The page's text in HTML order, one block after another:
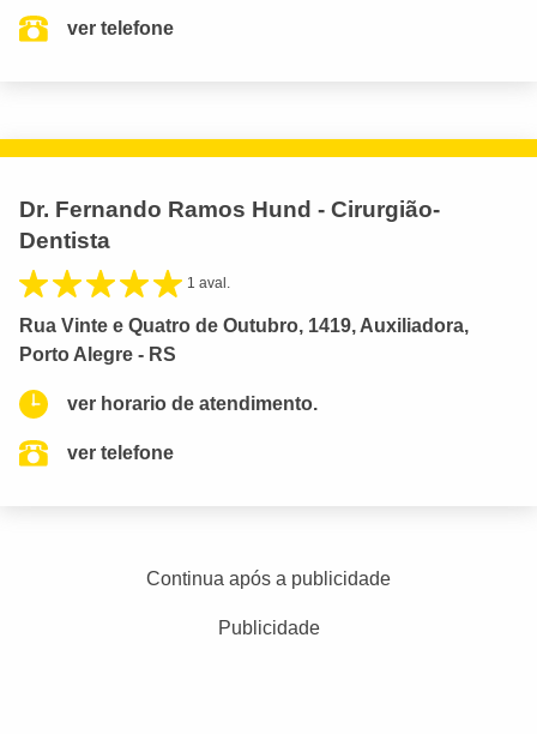
ver telefone
Dr. Fernando Ramos Hund - Cirurgião-
Dentista
1 aval.
Rua Vinte e Quatro de Outubro, 1419, Auxiliadora,
Porto Alegre - RS
ver horario de atendimento.
ver telefone
Continua após a publicidade
Publicidade